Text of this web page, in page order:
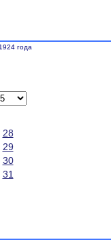
года
28
29
30
31